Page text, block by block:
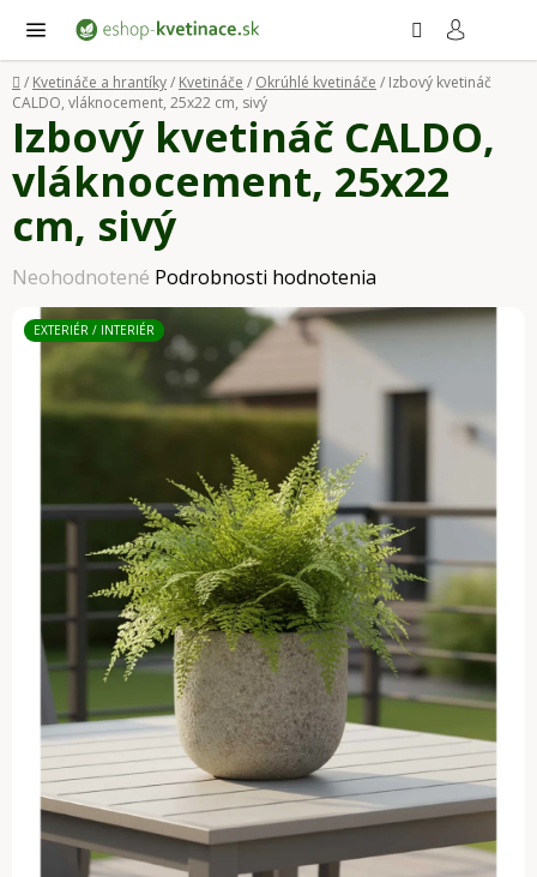
obsah
Domov
/ Kvetináče a hrantíky/ Kvetináče / Okrúhlé kvetináče / Izbový kvetináč
CALDO, vláknocement, 25x22 cm, sivý
Izbový kvetináč CALDO,
vláknocement, 25x22
cm, sivý
Priemerné
hodnotenie
produktu
hviezdičiek.
Neohodnotené Podrobnosti hodnotenia
EXTERIÉR / INTERIÉR